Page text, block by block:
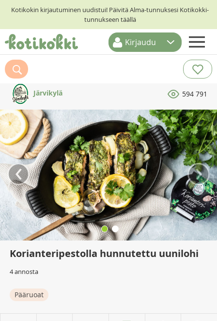
Kotikokin kirjautuminen uudistui! Päivitä Alma-tunnuksesi Kotikokki-
tunnukseen täällä
ETUSIVU
RESEPTIHAKU
RUOKATEEMAT
KESKUSTELUT
KOTIKOKIT
Kirjaudu
Järvikylä 594 791
‹ ›
Korianteripestolla hunnutettu uunilohi
4 annosta
Pääruoat